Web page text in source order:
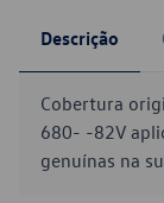
Descrição
Cobertura
680- -82V
genuínas na